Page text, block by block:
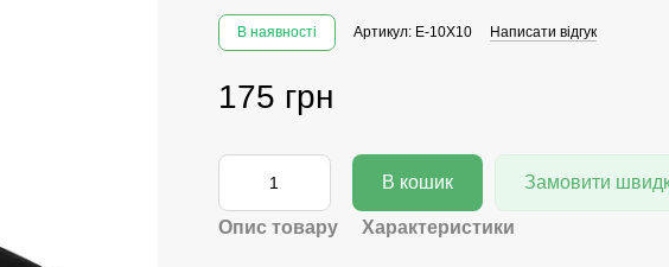
В наявності Артикул: E-10X10 Написати відгук
175 грн
В кошик Замовити
Опис товару Характеристики